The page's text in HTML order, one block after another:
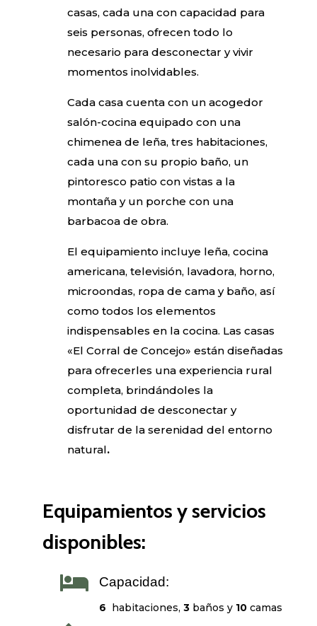
casas, cada una con capacidad para
seis personas, ofrecen todo lo
necesario para desconectar y vivir
momentos inolvidables.
Cada casa cuenta con un acogedor
salón-cocina equipado con una
chimenea de leña, tres habitaciones,
cada una con su propio baño, un
pintoresco patio con vistas a la
montaña y un porche con una
barbacoa de obra.
El equipamiento incluye leña, cocina
americana, televisión, lavadora, horno,
microondas, ropa de cama y baño, así
como todos los elementos
indispensables en la cocina. Las casas
«El Corral de Concejo» están diseñadas
para ofrecerles una experiencia rural
completa, brindándoles la
oportunidad de desconectar y
disfrutar de la serenidad del entorno
natural.
Equipamientos y servicios
disponibles:
 Capacidad:
6 habitaciones, 3baños y 10camas